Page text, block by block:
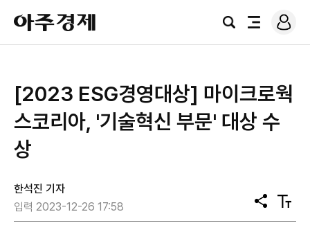
아
주
경
검
전
로
그
[2023 ESG경영대상] 마이크로웍
스코리아, '기술혁신 부문' 대상 수
상
한석진 기자
입력 2023-12-26 17:58
공
유
텍
스